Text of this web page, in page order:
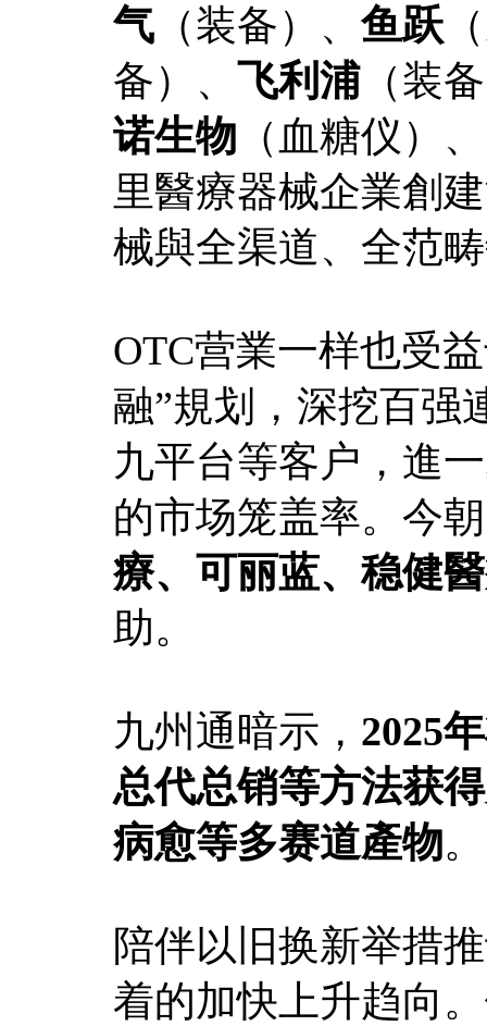
气 （装备）、 鱼跃
备）、 飞利浦 （装
诺生物 （血糖仪）、
里醫療器械企業創
械與全渠道、全范
OTC营業一样也受
融”規划，深挖百强
九平台等客户，進
的市场笼盖率。今
療、可丽蓝、稳健
助。
九州通暗示， 2025
总代总销等方法获
病愈等多赛道產物。
陪伴以旧换新举措
着的加快上升趋向